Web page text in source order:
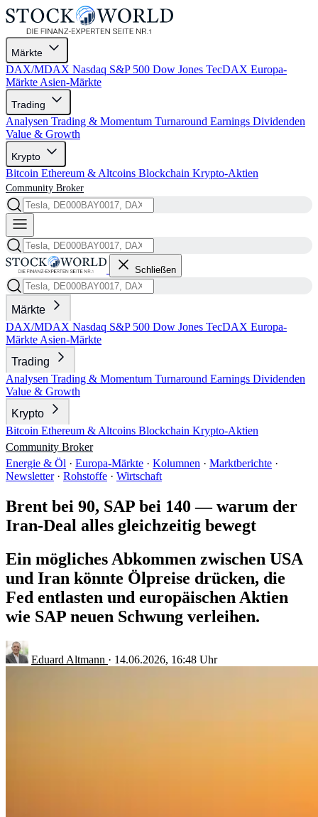
Märkte
DAX/MDAX Nasdaq S&P 500 Dow Jones TecDAX Europa-
Märkte Asien-Märkte
Trading
Analysen Trading & Momentum Turnaround Earnings Dividenden
Value & Growth
Krypto
Bitcoin Ethereum & Altcoins Blockchain Krypto-Aktien
Community Broker
Schließen
Märkte
DAX/MDAX Nasdaq S&P 500 Dow Jones TecDAX Europa-
Märkte Asien-Märkte
Trading
Analysen Trading & Momentum Turnaround Earnings Dividenden
Value & Growth
Krypto
Bitcoin Ethereum & Altcoins Blockchain Krypto-Aktien
Community Broker
Energie & Öl · Europa-Märkte · Kolumnen · Marktberichte ·
Newsletter · Rohstoffe · Wirtschaft
Brent bei 90, SAP bei 140 — warum der
Iran-Deal alles gleichzeitig bewegt
Ein mögliches Abkommen zwischen USA
und Iran könnte Ölpreise drücken, die
Fed entlasten und europäischen Aktien
wie SAP neuen Schwung verleihen.
Eduard Altmann · 14.06.2026, 16:48 Uhr